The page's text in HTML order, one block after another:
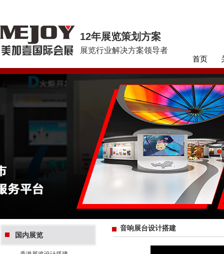
12年展览策划方案
展览行业解决方案领导者
首页
国内展览
音响展台设计搭建